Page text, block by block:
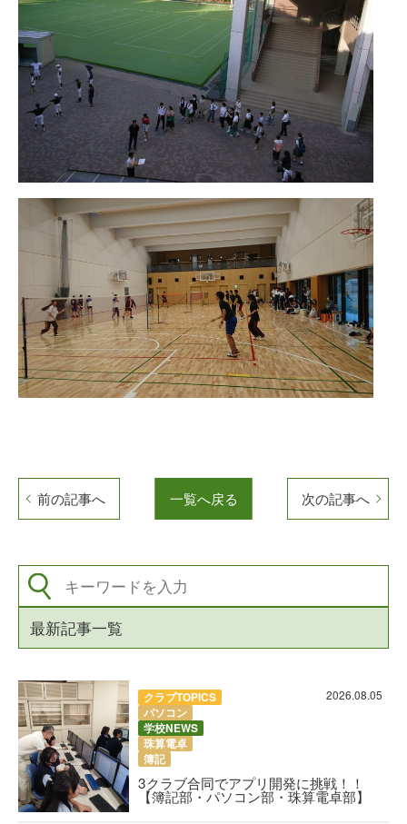
前の記事へ 一覧へ戻る 次の記事へ
最新記事一覧
クラブTOPICS
パソコン
学校NEWS
珠算電卓
簿記
2026.08.05
3クラブ合同でアプリ開発に挑戦！！
【簿記部・パソコン部・珠算電卓部】